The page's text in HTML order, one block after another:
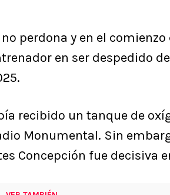
no perdona y en el comienzo
en ser despedido
recibido un tanque de
Monumental. Sin
Concepción fue decisiva